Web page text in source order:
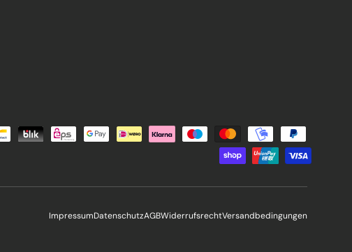
ImpressumDatenschutzAGBWiderrufsrechtVersandbedingungen